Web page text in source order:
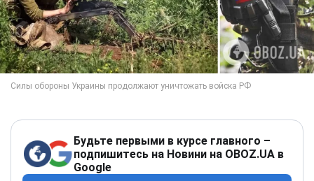
Будьте первыми в курсе главного –
подпишитесь на Новини на OBOZ.UA в
Google